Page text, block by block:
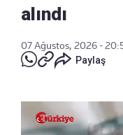
alındı
07 Ağustos, 2026 -
Paylaş